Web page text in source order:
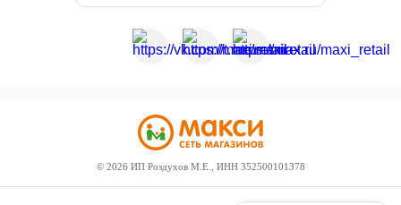
© 2026 ИП Роздухов М.Е., ИНН 352500101378